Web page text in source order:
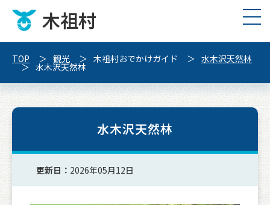
木祖村
TOP 観光 木祖村おでかけガイド 水木沢天然林
水木沢天然林
水木沢天然林
更新日： 2026年05月12日